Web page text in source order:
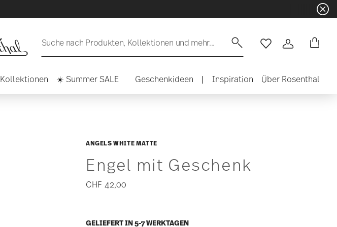
Suche nach Produkten, Kollektionen und mehr... WishlistAnmelden
Kollektionen ☀️ Summer SALE Geschenkideen | Inspiration Über Rosenthal
ANGELS WHITE MATTE
Engel mit Geschenk
CHF 42,00
GELIEFERT IN 5-7 WERKTAGEN